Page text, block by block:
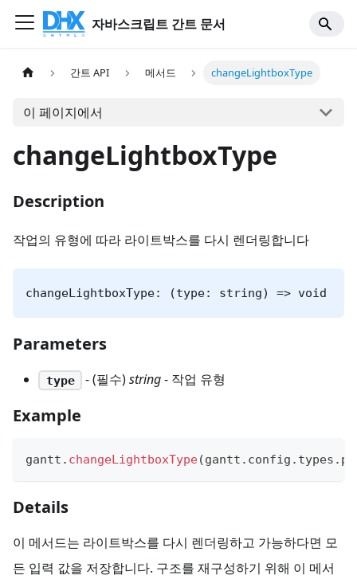
자바스크립트 간트 문서
간트 API 메서드 changeLightboxType
이 페이지에서
changeLightboxType
Description
작업의 유형에 따라 라이트박스를 다시 렌더링합니다
changeLightboxType: (type: string) => void
Parameters
type - (필수)string- 작업 유형
Example
gantt . changeLightboxType(gantt . config . types .
Details
이 메서드는 라이트박스를 다시 렌더링하고 가능하다면 모
든 입력 값을 저장합니다. 구조를 재구성하기 위해 이 메서